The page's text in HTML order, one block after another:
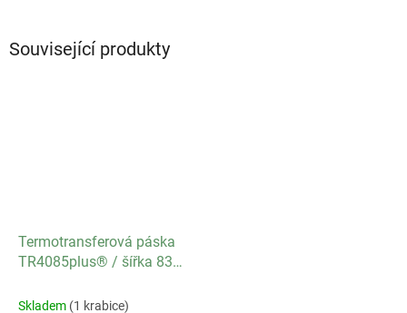
Související produkty
Termotransferová páska
TR4085plus® / šířka 83
OUT / balení 24 ks
Skladem (1 krabice)